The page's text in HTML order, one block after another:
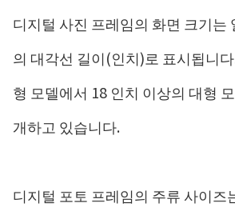
디지털 사진 프레임의 화면 크기는
의 대각선 길이(인치)로 표시됩니
형 모델에서 18 인치 이상의 대형
개하고 있습니다.
디지털 포토 프레임의 주류 사이즈